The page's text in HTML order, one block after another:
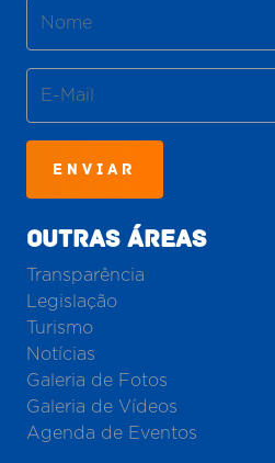
ENVIAR
OUTRAS ÁREAS
Transparência
Legislação
Turismo
Notícias
Galeria de Fotos
Galeria de Vídeos
Agenda de Eventos